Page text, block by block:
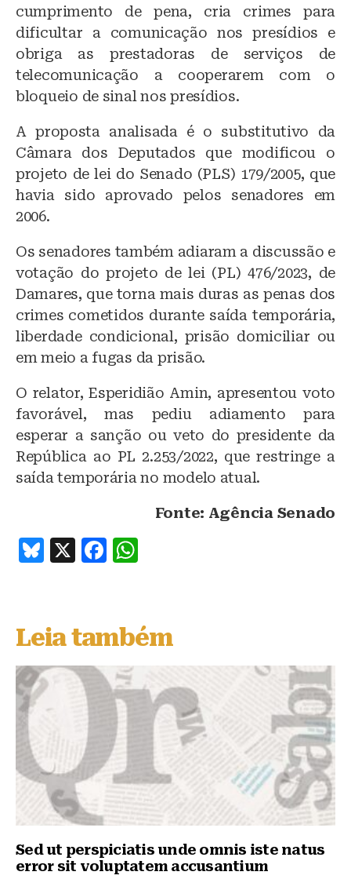
cumprimento de pena, cria crimes para
dificultar a comunicação nos presídios e
obriga as prestadoras de serviços de
telecomunicação a cooperarem com o
bloqueio de sinal nos presídios.
A proposta analisada é o substitutivo da
Câmara dos Deputados que modificou o
projeto de lei do Senado (PLS) 179/2005, que
havia sido aprovado pelos senadores em
2006.
Os senadores também adiaram a discussão e
votação do projeto de lei (PL) 476/2023, de
Damares, que torna mais duras as penas dos
crimes cometidos durante saída temporária,
liberdade condicional, prisão domiciliar ou
em meio a fugas da prisão.
O relator, Esperidião Amin, apresentou voto
favorável, mas pediu adiamento para
esperar a sanção ou veto do presidente da
República ao PL 2.253/2022, que restringe a
saída temporária no modelo atual.
Fonte: Agência Senado
B
s
k
y
X
F
e
b
o
o
k
s
A
p
Leia também
Sed ut perspiciatis unde omnis iste natus
error sit voluptatem accusantium